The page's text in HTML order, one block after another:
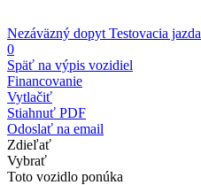
Nezáväzný dopyt Testovacia jazda
0
Späť na výpis vozidiel
Financovanie
Vytlačiť
Stiahnuť PDF
Odoslať na email
Zdieľať
Vybrať
Toto vozidlo ponúka